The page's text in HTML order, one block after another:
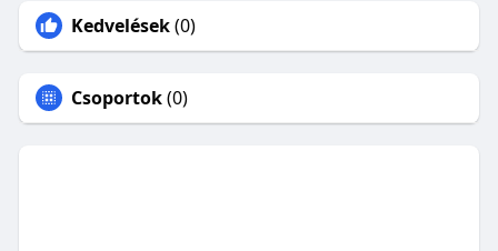
Kedvelések(0)
Csoportok(0)